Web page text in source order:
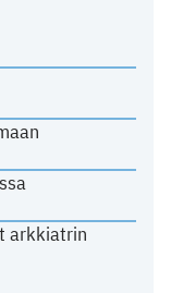
arkkiatrin